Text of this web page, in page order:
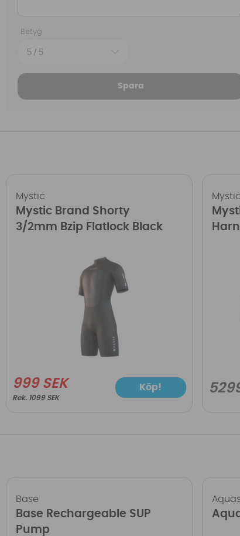
Betyg
Spara
Mystic
Mystic Brand Shorty
3/2mm Bzip Flatlock Black
999 SEK
1099 SEK
Köp!
Mystic
Base
Base Rechargeable SUP
Pump